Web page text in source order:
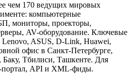
чем 170 ведущих мировых
компьютерные
мониторы, проекторы,
AV-оборудование. Ключевые
ASUS, D-Link, Huawei,
офис в Санкт-Петербурге,
Тбилиси, Ташкенте. Для
портал, API и XML-фиды.